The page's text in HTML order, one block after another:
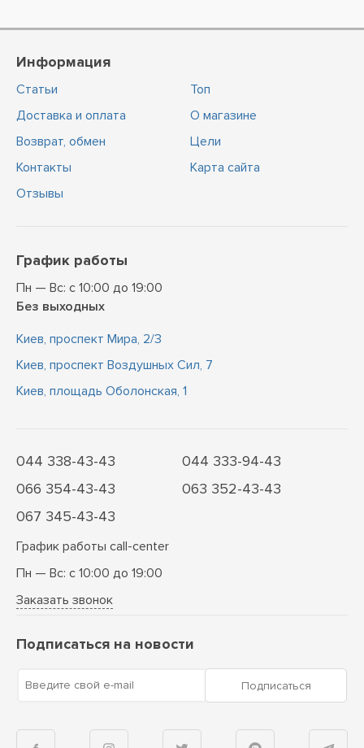
Информация
Статьи
Доставка и оплата
Возврат, обмен
Контакты
Отзывы
Топ
О магазине
Цели
Карта сайта
График работы
Пн — Вс: с 10:00 до 19:00
Без выходных
Киев, проспект Мира, 2/3
Киев, проспект Воздушных Сил, 7
Киев, площадь Оболонская, 1
044 338-43-43
044 333-94-43
066 354-43-43
063 352-43-43
067 345-43-43
График работы call-center
Пн — Вс: с 10:00 до 19:00
Заказать звонок
Подписаться на новости
Введите свой e-mail Подписаться